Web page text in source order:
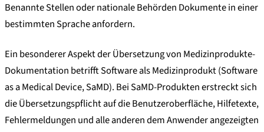
Benannte Stellen oder nationale Behörden Dokumente in einer
bestimmten Sprache anfordern.
Ein besonderer Aspekt der Übersetzung von Medizinprodukte-
Dokumentation betrifft Software als Medizinprodukt (Software
as a Medical Device, SaMD). Bei SaMD-Produkten erstreckt sich
die Übersetzungspflicht auf die Benutzeroberfläche, Hilfetexte,
Fehlermeldungen und alle anderen dem Anwender angezeigten